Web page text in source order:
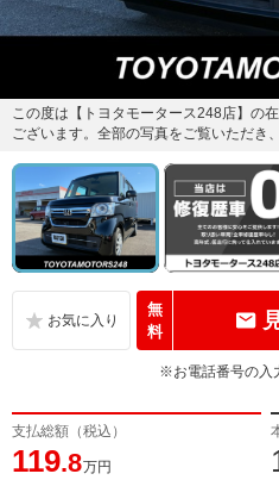
この度は【トヨタモータース248店】の
ございます。全部の写真をご覧いただき
無
料
※お電話番号の入
支払総額（税込）
119.8万円